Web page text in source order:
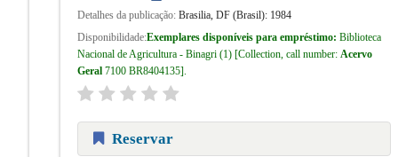
Detalhes da publicação: Brasilia, DF (Brasil): 1984
Disponibilidade:Exemplares disponíveis para empréstimo: Biblioteca
Nacional de Agricultura - Binagri(1) Collection, call number: Acervo
Geral 7100 BR8404135 .
Reservar